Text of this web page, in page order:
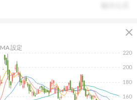
close
160
180
200
220
MA 設定